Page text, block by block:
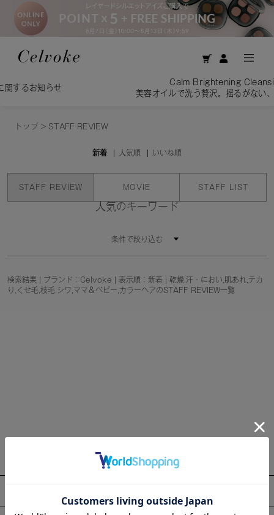
らせ
Calm Brightening Cleansing Oil／
美容オイルで洗う贅沢。揺るがない、透明感を
トップ > STAFF REVIEW
新着 人気順 いいね順
STAFF REVIEW MOVIE STAFF LIST
人気のキーワード
条件で絞り込む
検索結果 | ブランド：Celvoke | 表示順：新着 | 乾燥,汗・におい,肌あれ,テカ
り,くせ毛,枝毛,シワ,ママ＆ベビー,カラーヘアのSTAFF REVIEW一覧